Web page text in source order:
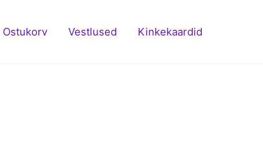
Ostukorv Vestlused Kinkekaardid